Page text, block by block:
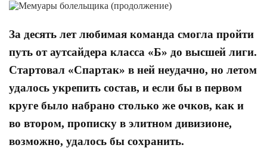
За десять лет любимая команда смогла пройти
путь от аутсайдера класса «Б» до высшей лиги.
Стартовал «Спартак» в ней неудачно, но летом
удалось укрепить состав, и если бы в первом
круге было набрано столько же очков, как и
во втором, прописку в элитном дивизионе,
возможно, удалось бы сохранить.